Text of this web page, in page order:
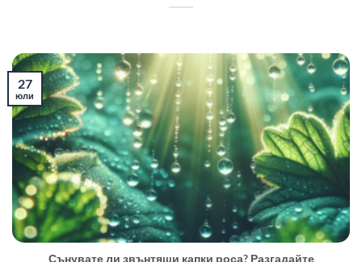
Сънувате ли звънтящи капки роса? Разгадайте
27
юли